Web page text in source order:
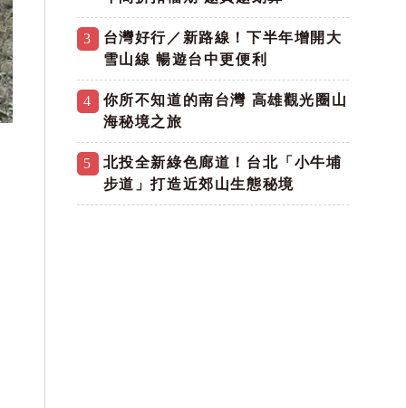
3
台灣好行／新路線！下半年增開大
雪山線 暢遊台中更便利
4
你所不知道的南台灣 高雄觀光圈山
海秘境之旅
5
北投全新綠色廊道！台北「小牛埔
步道」打造近郊山生態秘境